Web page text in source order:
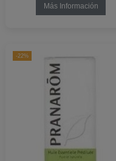
Más Información
-22%